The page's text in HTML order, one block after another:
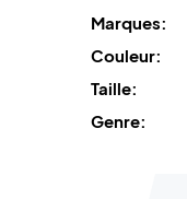
Marques:
Couleur:
Taille:
Genre: